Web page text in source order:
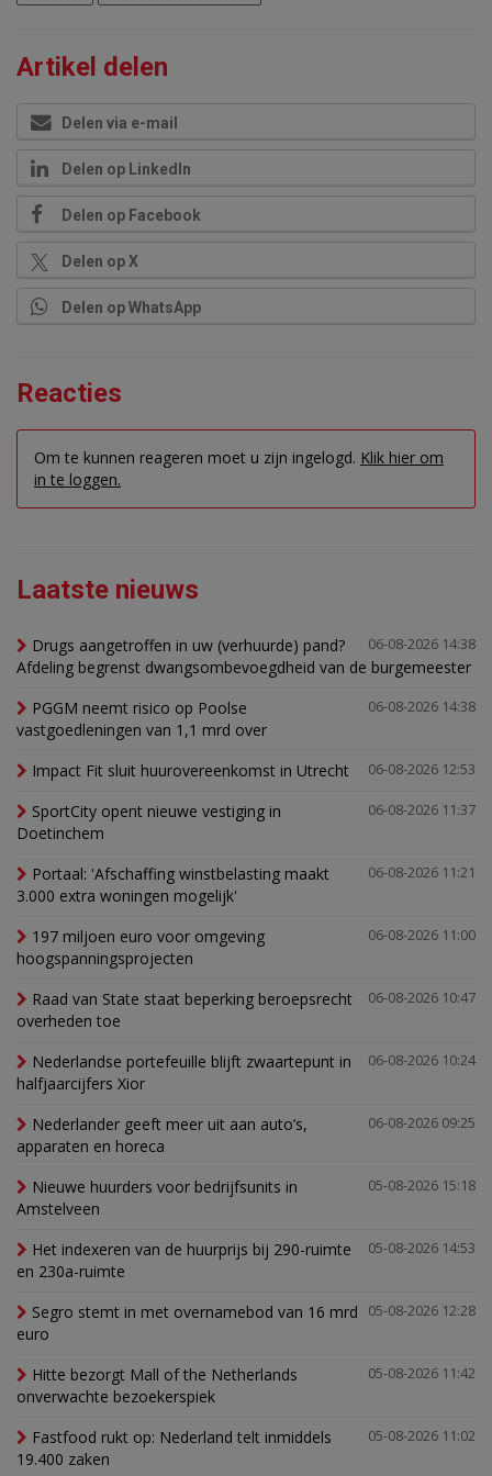
Artikel delen
Delen via e-mail
Delen op LinkedIn
Delen op Facebook
Delen op X
Delen op WhatsApp
Reacties
Om te kunnen reageren moet u zijn ingelogd. Klik hier om
in te loggen.
Laatste nieuws
06-08-2026 14:38
Drugs aangetroffen in uw (verhuurde) pand?
Afdeling begrenst dwangsombevoegdheid van de burgemeester
06-08-2026 14:38
PGGM neemt risico op Poolse
vastgoedleningen van 1,1 mrd over
06-08-2026 12:53
Impact Fit sluit huurovereenkomst in Utrecht
06-08-2026 11:37
SportCity opent nieuwe vestiging in
Doetinchem
06-08-2026 11:21
Portaal: 'Afschaffing winstbelasting maakt
3.000 extra woningen mogelijk'
06-08-2026 11:00
197 miljoen euro voor omgeving
hoogspanningsprojecten
06-08-2026 10:47
Raad van State staat beperking beroepsrecht
overheden toe
06-08-2026 10:24
Nederlandse portefeuille blijft zwaartepunt in
halfjaarcijfers Xior
06-08-2026 09:25
Nederlander geeft meer uit aan auto’s,
apparaten en horeca
05-08-2026 15:18
Nieuwe huurders voor bedrijfsunits in
Amstelveen
05-08-2026 14:53
Het indexeren van de huurprijs bij 290-ruimte
en 230a-ruimte
05-08-2026 12:28
Segro stemt in met overnamebod van 16 mrd
euro
05-08-2026 11:42
Hitte bezorgt Mall of the Netherlands
onverwachte bezoekerspiek
05-08-2026 11:02
Fastfood rukt op: Nederland telt inmiddels
19.400 zaken